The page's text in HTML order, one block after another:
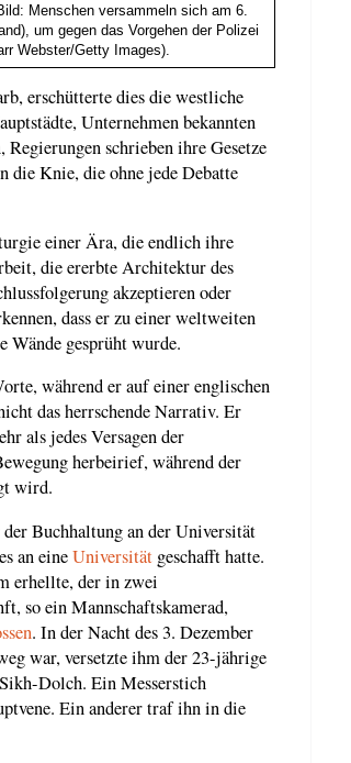
Menschen versammeln sich am 6.
um gegen das Vorgehen der Polizei
Webster/Getty Images).
erschütterte dies die westliche
Unternehmen bekannten
schrieben ihre Gesetze
Knie, die ohne jede Debatte
einer Ära, die endlich ihre
die ererbte Architektur des
akzeptieren oder
dass er zu einer weltweiten
Wände gesprüht wurde.
während er auf einer englischen
das herrschende Narrativ. Er
als jedes Versagen der
herbeirief, während der
wird.
Buchhaltung an der Universität
an eineUniversität geschafft hatte.
erhellte, der in zwei
so ein Mannschaftskamerad,
. In der Nacht des 3. Dezember
war, versetzte ihm der 23-jährige
Dolch. Ein Messerstich
Ein anderer traf ihn in die